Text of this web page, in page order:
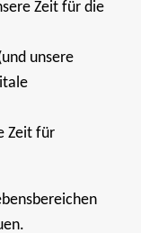
Zeit für die
unsere
Zeit für